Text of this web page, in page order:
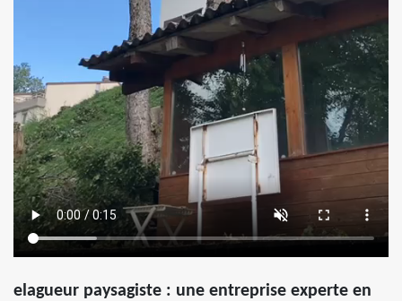
elagueur paysagiste : une entreprise experte en